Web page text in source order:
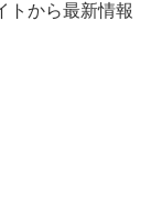
トから最新情報